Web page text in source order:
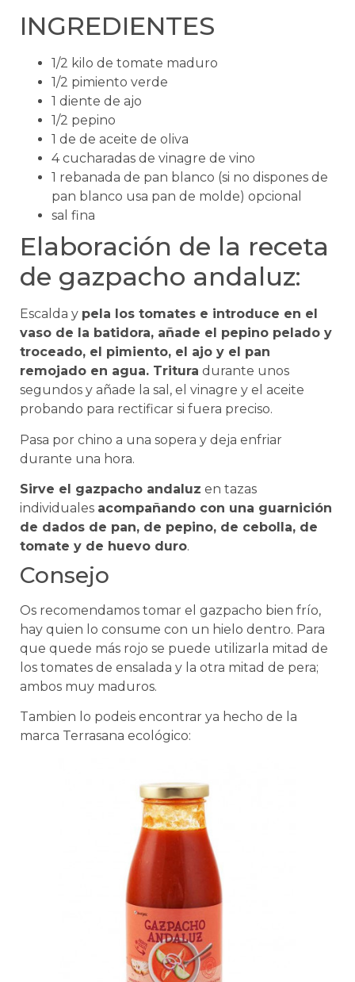
INGREDIENTES
1/2 kilo de tomate maduro
1/2 pimiento verde
1 diente de ajo
1/2 pepino
1 de de aceite de oliva
4 cucharadas de vinagre de vino
1 rebanada de pan blanco (si no dispones de
pan blanco usa pan de molde) opcional
sal fina
Elaboración de la receta
de gazpacho andaluz:
Escalda y pela los tomates e introduce en el
vaso de la batidora, añade el pepino pelado y
troceado, el pimiento, el ajo y el pan
remojado en agua. Tritura durante unos
segundos y añade la sal, el vinagre y el aceite
probando para rectificar si fuera preciso.
Pasa por chino a una sopera y deja enfriar
durante una hora.
Sirve el gazpacho andaluz en tazas
individuales acompañando con una guarnición
de dados de pan, de pepino, de cebolla, de
tomate y de huevo duro.
Consejo
Os recomendamos tomar el gazpacho bien frío,
hay quien lo consume con un hielo dentro. Para
que quede más rojo se puede utilizarla mitad de
los tomates de ensalada y la otra mitad de pera;
ambos muy maduros.
Tambien lo podeis encontrar ya hecho de la
marca Terrasana ecológico: